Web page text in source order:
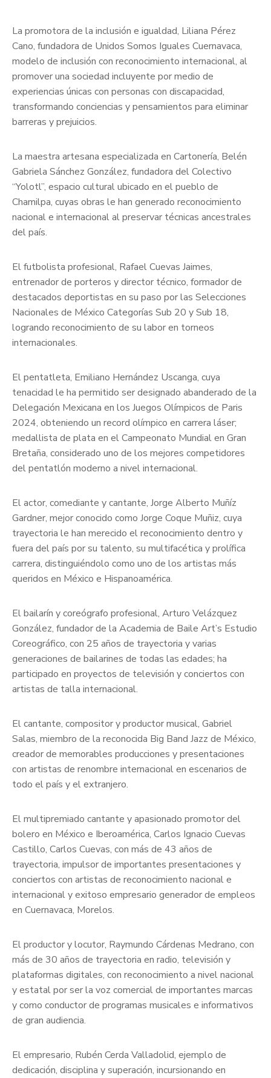
La promotora de la inclusión e igualdad, Liliana Pérez
Cano, fundadora de Unidos Somos Iguales Cuernavaca,
modelo de inclusión con reconocimiento internacional, al
promover una sociedad incluyente por medio de
experiencias únicas con personas con discapacidad,
transformando conciencias y pensamientos para eliminar
barreras y prejuicios.
La maestra artesana especializada en Cartonería, Belén
Gabriela Sánchez González, fundadora del Colectivo
“Yolotl”, espacio cultural ubicado en el pueblo de
Chamilpa, cuyas obras le han generado reconocimiento
nacional e internacional al preservar técnicas ancestrales
del país.
El futbolista profesional, Rafael Cuevas Jaimes,
entrenador de porteros y director técnico, formador de
destacados deportistas en su paso por las Selecciones
Nacionales de México Categorías Sub 20 y Sub 18,
logrando reconocimiento de su labor en torneos
internacionales.
El pentatleta, Emiliano Hernández Uscanga, cuya
tenacidad le ha permitido ser designado abanderado de la
Delegación Mexicana en los Juegos Olímpicos de Paris
2024, obteniendo un record olímpico en carrera láser;
medallista de plata en el Campeonato Mundial en Gran
Bretaña, considerado uno de los mejores competidores
del pentatlón moderno a nivel internacional.
El actor, comediante y cantante, Jorge Alberto Muñíz
Gardner, mejor conocido como Jorge Coque Muñiz, cuya
trayectoria le han merecido el reconocimiento dentro y
fuera del país por su talento, su multifacética y prolífica
carrera, distinguiéndolo como uno de los artistas más
queridos en México e Hispanoamérica.
El bailarín y coreógrafo profesional, Arturo Velázquez
González, fundador de la Academia de Baile Art’s Estudio
Coreográfico, con 25 años de trayectoria y varias
generaciones de bailarines de todas las edades; ha
participado en proyectos de televisión y conciertos con
artistas de talla internacional.
El cantante, compositor y productor musical, Gabriel
Salas, miembro de la reconocida Big Band Jazz de México,
creador de memorables producciones y presentaciones
con artistas de renombre internacional en escenarios de
todo el país y el extranjero.
El multipremiado cantante y apasionado promotor del
bolero en México e Iberoamérica, Carlos Ignacio Cuevas
Castillo, Carlos Cuevas, con más de 43 años de
trayectoria, impulsor de importantes presentaciones y
conciertos con artistas de reconocimiento nacional e
internacional y exitoso empresario generador de empleos
en Cuernavaca, Morelos.
El productor y locutor, Raymundo Cárdenas Medrano, con
más de 30 años de trayectoria en radio, televisión y
plataformas digitales, con reconocimiento a nivel nacional
y estatal por ser la voz comercial de importantes marcas
y como conductor de programas musicales e informativos
de gran audiencia.
El empresario, Rubén Cerda Valladolid, ejemplo de
dedicación, disciplina y superación, incursionando en